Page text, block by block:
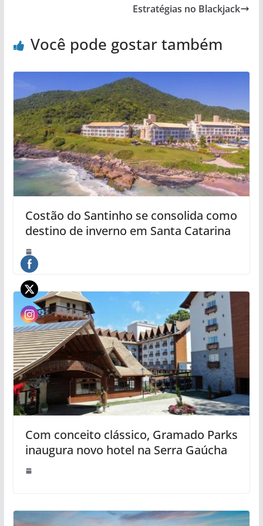
Estratégias no Blackjack
Você pode gostar também
Costão do Santinho se consolida como
destino de inverno em Santa Catarina
Com conceito clássico, Gramado Parks
inaugura novo hotel na Serra Gaúcha